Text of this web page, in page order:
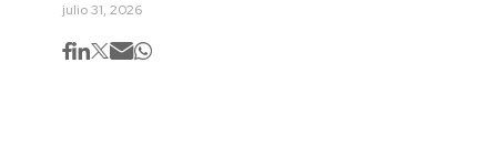
julio 31, 2026